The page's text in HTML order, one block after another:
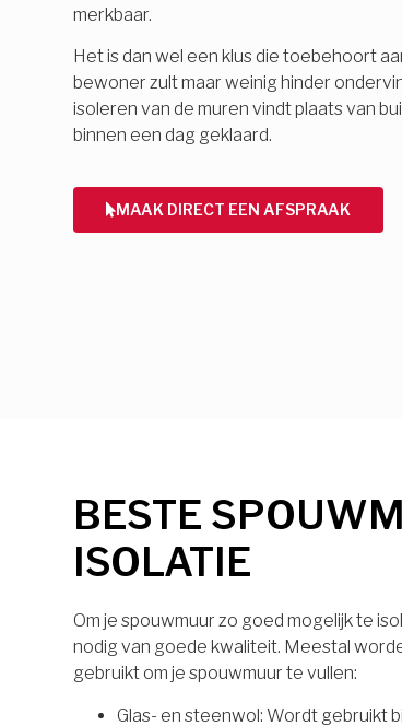
merkbaar.
Het is dan wel een klus die toebehoort
bewoner zult maar weinig hinder
isoleren van de muren vindt plaats van
binnen een dag geklaard.
MAAK DIRECT EEN AFSPRAAK
BESTE
ISOLATIE
Om je spouwmuur zo goed mogelijk te
nodig van goede kwaliteit. Meestal
gebruikt om je spouwmuur te vullen:
Glas- en steenwol: Wordt gebruikt